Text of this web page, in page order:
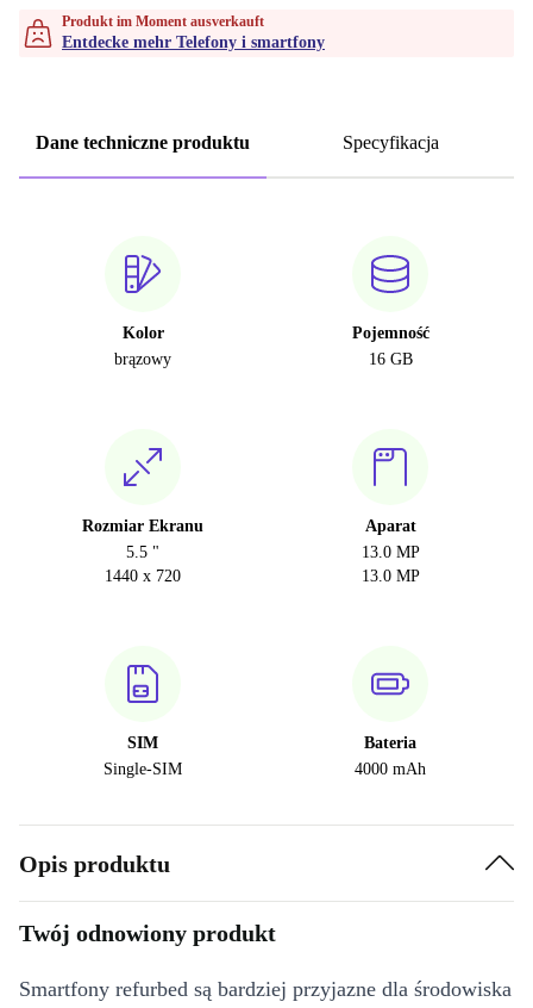
Produkt im Moment ausverkauft
Entdecke mehr Telefony i smartfony
Dane techniczne produktu Specyfikacja
Kolor
brązowy
Pojemność
16 GB
Rozmiar Ekranu
5.5 "
1440 x 720
Aparat
13.0 MP
13.0 MP
SIM
Single-SIM
Bateria
4000 mAh
Opis produktu
Twój odnowiony produkt
Smartfony refurbed są bardziej przyjazne dla środowiska